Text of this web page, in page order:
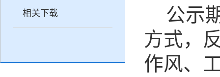
相关下载
公示
方式，
作风、